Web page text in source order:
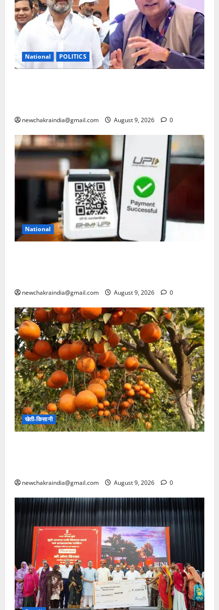
National POLITICS
newchakraindia@gmail.com August 9, 2026 0
National
newchakraindia@gmail.com August 9, 2026 0
खेती-किसानी
newchakraindia@gmail.com August 9, 2026 0